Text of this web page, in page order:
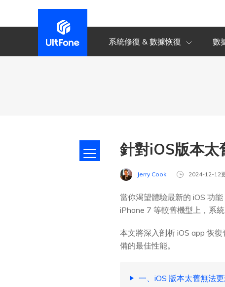
系統修復 & 數據恢復 數
針對iOS版本太
Jerry Cook 2024-12-12
當你渴望體驗最新的 iOS 功能
iPhone 7 等較舊機型上，系
本文將深入剖析 iOS app 恢
備的最佳性能。
一、iOS 版本太舊無法